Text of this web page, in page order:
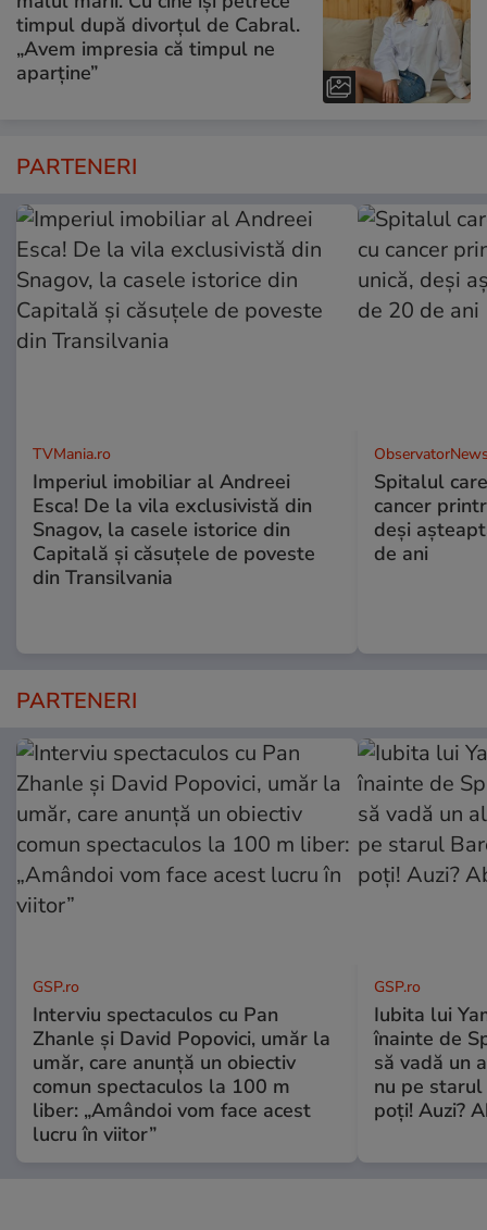
timpul după divorțul de Cabral.
„Avem impresia că timpul ne
aparține”
PARTENERI
TVMania.ro
Imperiul imobiliar al Andreei
Esca! De la vila exclusivistă din
Snagov, la casele istorice din
Capitală și căsuțele de poveste
din Transilvania
Spitalul
cancer
deşi
de ani
PARTENERI
GSP.ro
Interviu spectaculos cu Pan
Zhanle și David Popovici, umăr la
umăr, care anunță un obiectiv
comun spectaculos la 100 m
liber: „Amândoi vom face acest
lucru în viitor”
GSP.ro
Iubita lui
înainte de
să vadă un
nu pe starul
poți! Auzi?